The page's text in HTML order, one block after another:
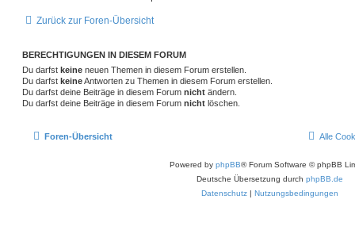
Zurück zur Foren-Übersicht
BERECHTIGUNGEN IN DIESEM FORUM
Du darfst keine neuen Themen in diesem Forum erstellen.
Du darfst keineAntworten zu Themen in diesem Forum erstellen.
Du darfst deine Beiträge in diesem Forum nicht ändern.
Du darfst deine Beiträge in diesem Forum nicht löschen.
Foren-Übersicht Alle
Powered by phpBB® Forum Software © phpBB
Deutsche Übersetzung durch phpBB.de
Datenschutz | Nutzungsbedingungen